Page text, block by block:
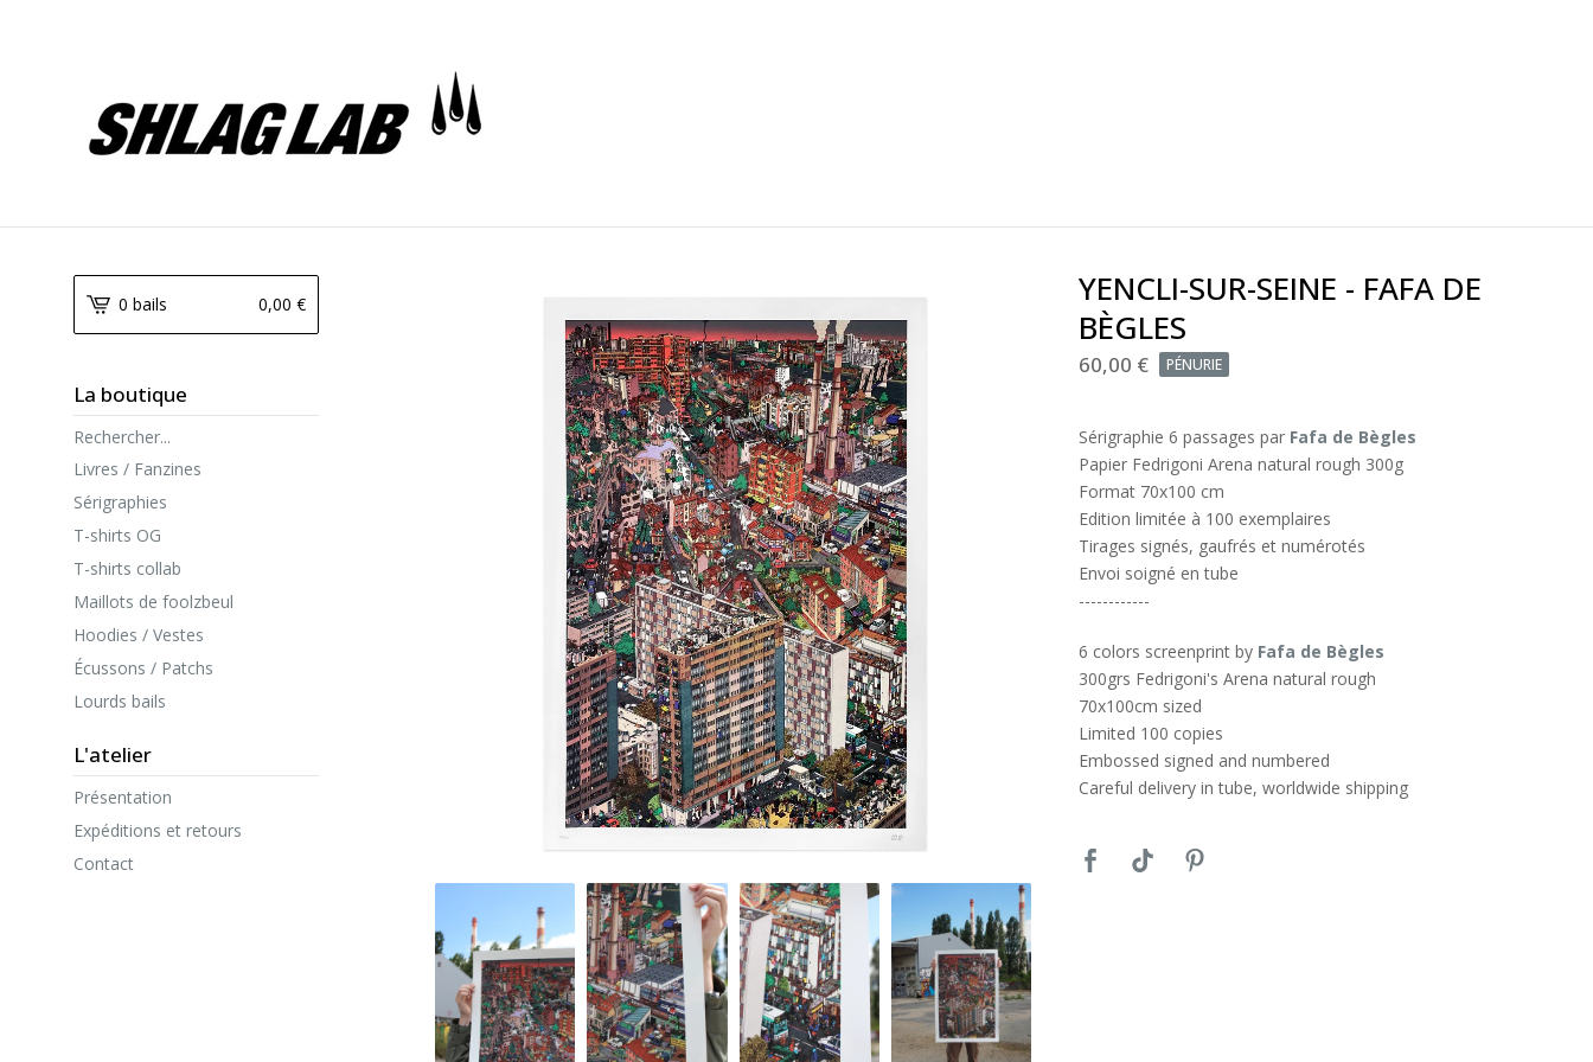
YENCLI-SUR-SEINE - FAFA DE
BÈGLES
60,00 € PÉNURIE
Sérigraphie 6 passages par Fafa de Bègles
Papier Fedrigoni Arena natural rough 300g
Format 70x100 cm
Edition limitée à 100 exemplaires
Tirages signés, gaufrés et numérotés
Envoi soigné en tube
------------
6 colors screenprint by Fafa de Bègles
300grs Fedrigoni's Arena natural rough
70x100cm sized
Limited 100 copies
Embossed signed and numbered
Careful delivery in tube, worldwide shipping
0 bails 0,00€
La boutique
Rechercher...
Livres / Fanzines
Sérigraphies
T-shirts OG
T-shirts collab
Maillots de foolzbeul
Hoodies / Vestes
Écussons / Patchs
Lourds bails
L'atelier
Présentation
Expéditions et retours
Contact